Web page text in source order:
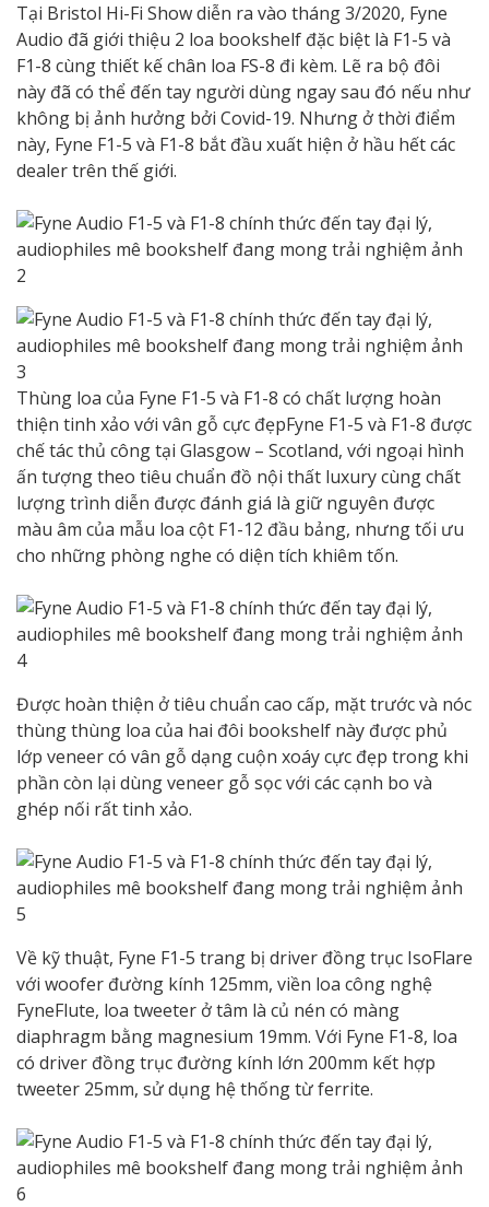
Tại Bristol Hi-Fi Show diễn ra vào tháng 3/2020, Fyne
Audio đã giới thiệu 2 loa bookshelf đặc biệt là F1-5 và
F1-8 cùng thiết kế chân loa FS-8 đi kèm. Lẽ ra bộ đôi
này đã có thể đến tay người dùng ngay sau đó nếu như
không bị ảnh hưởng bởi Covid-19. Nhưng ở thời điểm
này, Fyne F1-5 và F1-8 bắt đầu xuất hiện ở hầu hết các
dealer trên thế giới.
Thùng loa của Fyne F1-5 và F1-8 có chất lượng hoàn
thiện tinh xảo với vân gỗ cực đẹpFyne F1-5 và F1-8 được
chế tác thủ công tại Glasgow – Scotland, với ngoại hình
ấn tượng theo tiêu chuẩn đồ nội thất luxury cùng chất
lượng trình diễn được đánh giá là giữ nguyên được
màu âm của mẫu loa cột F1-12 đầu bảng, nhưng tối ưu
cho những phòng nghe có diện tích khiêm tốn.
Được hoàn thiện ở tiêu chuẩn cao cấp, mặt trước và nóc
thùng thùng loa của hai đôi bookshelf này được phủ
lớp veneer có vân gỗ dạng cuộn xoáy cực đẹp trong khi
phần còn lại dùng veneer gỗ sọc với các cạnh bo và
ghép nối rất tinh xảo.
Về kỹ thuật, Fyne F1-5 trang bị driver đồng trục IsoFlare
với woofer đường kính 125mm, viền loa công nghệ
FyneFlute, loa tweeter ở tâm là củ nén có màng
diaphragm bằng magnesium 19mm. Với Fyne F1-8, loa
có driver đồng trục đường kính lớn 200mm kết hợp
tweeter 25mm, sử dụng hệ thống từ ferrite.